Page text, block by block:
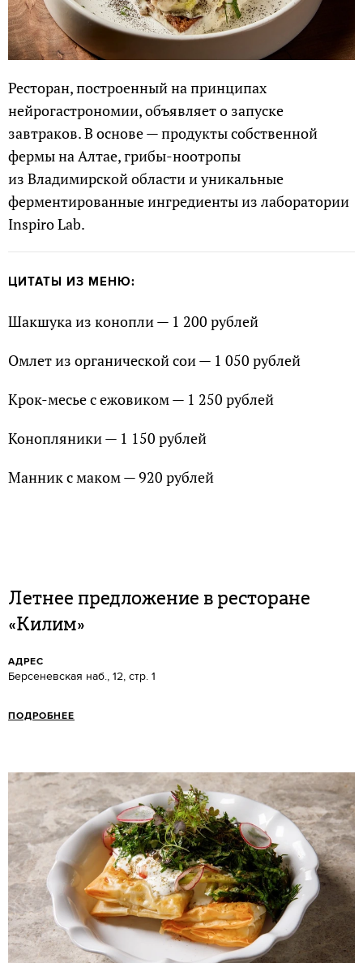
Ресторан, построенный на принципах
нейрогастрономии, объявляет о запуске
завтраков. В основе — продукты собственной
фермы на Алтае, грибы-ноотропы
из Владимирской области и уникальные
ферментированные ингредиенты из лаборатории
Inspiro Lab.
ЦИТАТЫ ИЗ МЕНЮ:
Шакшука из конопли — 1 200 рублей
Омлет из органической сои — 1 050 рублей
Крок-месье с ежовиком — 1 250 рублей
Конопляники — 1 150 рублей
Манник с маком — 920 рублей
Летнее предложение в ресторане
«Килим»
АДРЕС
Берсеневская наб., 12, стр. 1
ПОДРОБНЕЕ